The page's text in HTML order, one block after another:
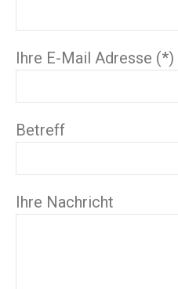
Ihre E-Mail Adresse (*)
Betreff
Ihre Nachricht